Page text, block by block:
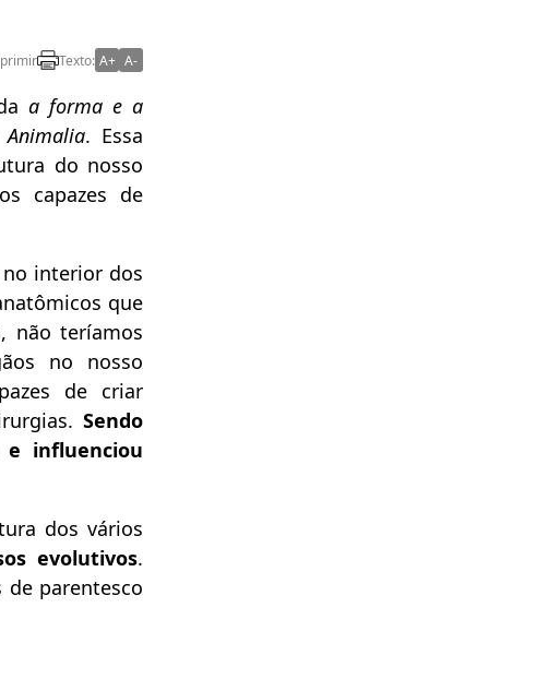
Texto: A+ A-
a forma e a
. Essa
do nosso
capazes de
interior dos
que
não teríamos
no nosso
de criar
Sendo
influenciou
dos vários
evolutivos.
de parentesco